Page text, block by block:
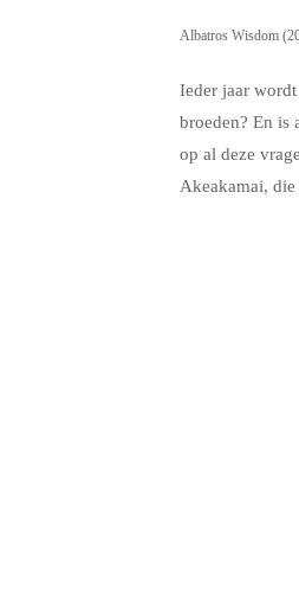
Albatros Wisdom
Ieder jaar
broeden? En is
op al deze
Akeakamai,